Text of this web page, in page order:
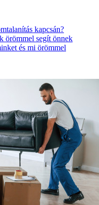
kapcsán?
örömmel segít önnek
és mi örömmel